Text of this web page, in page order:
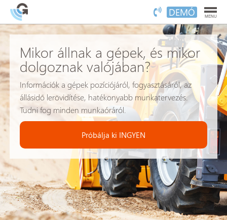
DEMÓ MENU
Mikor állnak a gépek, és mikor
dolgoznak valójában?
Információk a gépek pozíciójáról, fogyasztásáról, az
állásidő lerövidítése, hatékonyabb munkatervezés.
Tudni fog minden munkaóráról.
Próbálja ki INGYEN